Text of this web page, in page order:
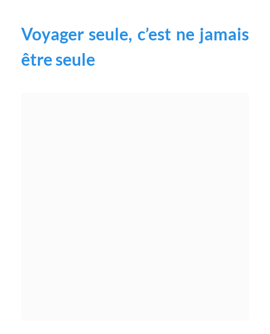
Voyager seule, c’est ne jamais
être seule